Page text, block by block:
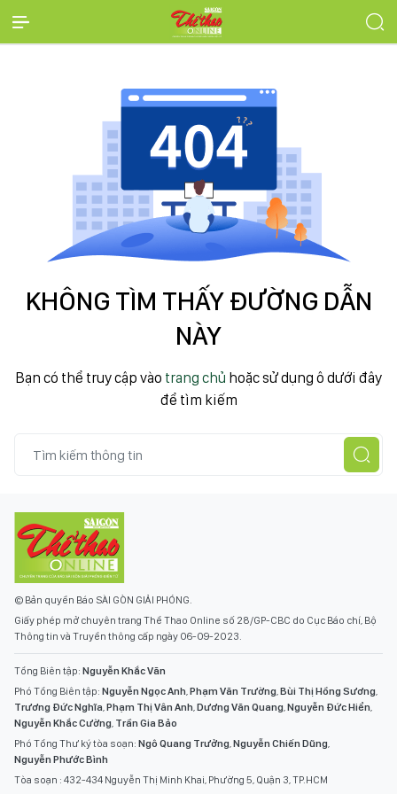
KHÔNG TÌM THẤY ĐƯỜNG DẪN
NÀY
Bạn có thể truy cập vào trang chủ hoặc sử dụng ô dưới đây
để tìm kiếm
© Bản quyền Báo SÀI GÒN GIẢI PHÓNG.
Giấy phép mở chuyên trang Thể Thao Online số 28/GP-CBC do Cục Báo chí, Bộ
Thông tin và Truyền thông cấp ngày 06-09-2023.
Tổng Biên tập: Nguyễn Khắc Văn
Phó Tổng Biên tập: Nguyễn Ngọc Anh,Phạm Văn Trường,Bùi Thị Hồng Sương,
Trương Đức Nghĩa,Phạm Thị Vân Anh,Dương Văn Quang,Nguyễn Đức Hiển,
Nguyễn Khắc Cường, Trần Gia Bảo
Phó Tổng Thư ký tòa soạn: Ngô Quang Trưởng,Nguyễn Chiến Dũng,
Nguyễn Phước Bình
Tòa soạn : 432-434 Nguyễn Thị Minh Khai, Phường 5, Quận 3, TP.HCM